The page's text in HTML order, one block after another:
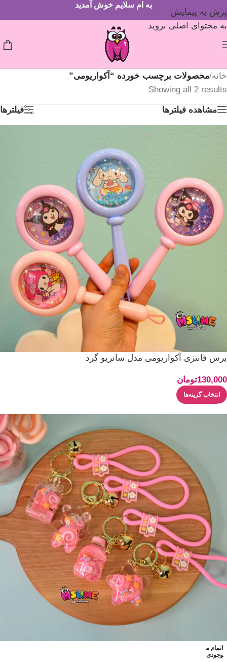
پرش به پیمایش
به محتوای اصلی بروید
به ام سلایم خوش آمدید
خانه/محصولات برچسب خورده “آکواریومی”
Showing all 2 results
مشاهده فیلترها فیلترها
برس فانتزی آکواریومی مدل سانریو گرد
130,000تومان
انتخاب گزینه‌ها
اتمام م
وجودی